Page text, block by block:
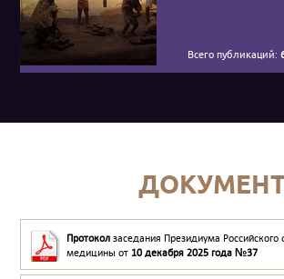
Всего публикаций:
Протокол заседания Президиума Российского
медицины от 10 декабря 2025 года №37